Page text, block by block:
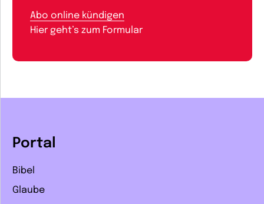
Abo online kündigen
Hier geht’s zum Formular
Portal
Bibel
Glaube